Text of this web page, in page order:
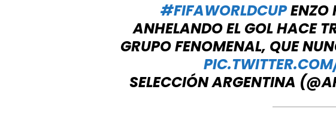
#FIFAWORLDCUPENZO
ANHELANDO EL GOL HACE
GRUPO FENOMENAL, QUE
SELECCIÓN ARGENTINA